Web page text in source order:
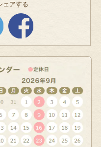
ェアする